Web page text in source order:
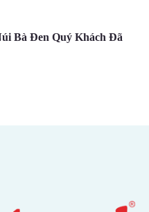
Bà Đen Quý Khách Đã